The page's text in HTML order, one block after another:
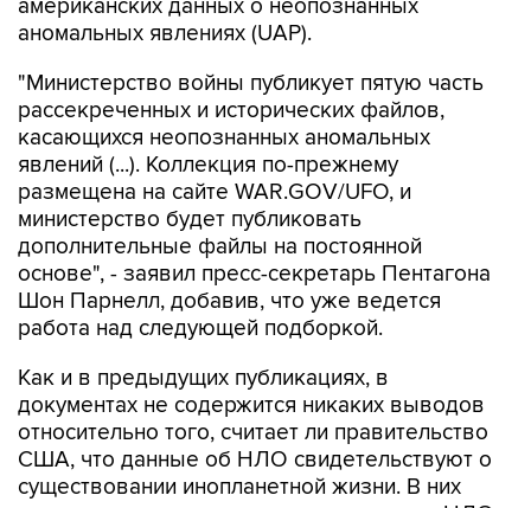
"Министерство войны публикует пятую часть
касающихся неопознанных аномальных
явлений (...). Коллекция по-прежнему
размещена на сайте WAR.GOV/UFO, и
министерство будет публиковать
дополнительные файлы на постоянной
основе", - заявил пресс-секретарь Пентагона
Шон Парнелл, добавив, что уже ведется
работа над следующей подборкой.
Как и в предыдущих публикациях, в
относительно того, считает ли правительство
США, что данные об НЛО свидетельствуют о
существовании инопланетной жизни. В них
также не указывается, представляют ли НЛО
угрозу национальной безопасности США.